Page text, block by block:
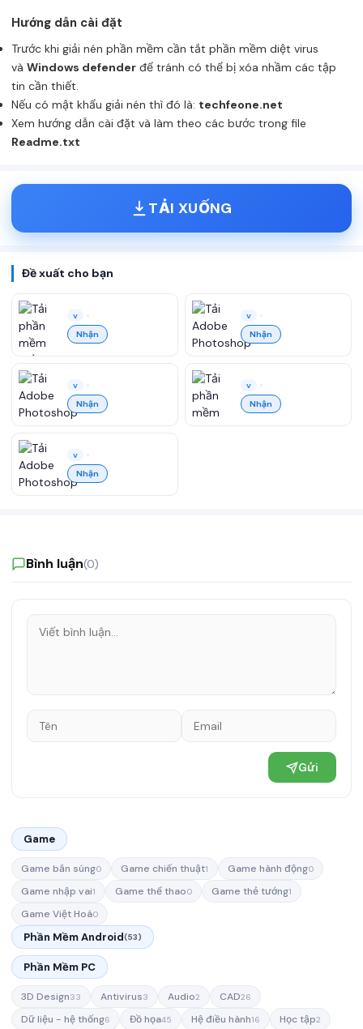
Hướng dẫn cài đặt
Trước khi giải nén phần mềm cần tắt phần mềm diệt virus
và Windows defender để tránh có thể bị xóa nhầm các tập
tin cần thiết.
Nếu có mật khẩu giải nén thì đó là: techfeone.net
Xem hướng dẫn cài đặt và làm theo các bước trong file
Readme.txt
TẢI XUỐNG
Đề xuất cho bạn
v
Nhận
v
Nhận
v
Nhận
v
Nhận
v
Nhận
Bình luận(0)
Gửi
Game
Game bắn súng0 Game chiến thuật1 Game hành động0
Game nhập vai1 Game thể thao0 Game thẻ tướng1
Game Việt Hoá0
Phần Mềm Android(53)
Phần Mềm PC
3D Design33 Antivirus3 Audio2 CAD26
Dữ liệu - hệ thống6 Đồ họa45 Hệ điều hành16 Học tập2